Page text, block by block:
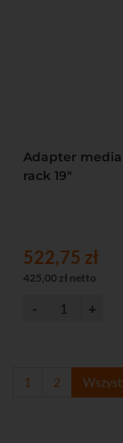
Adapter media
rack 19"
522,75 zł
425,00 zł netto
1 2